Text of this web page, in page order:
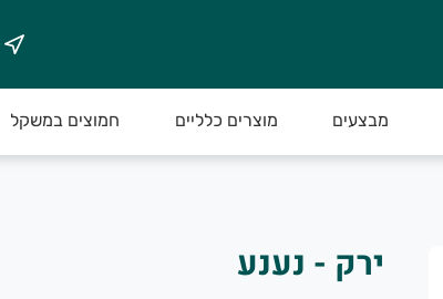
מבצעים מוצרים כלליים חמוצים במשקל
ירק - נענע